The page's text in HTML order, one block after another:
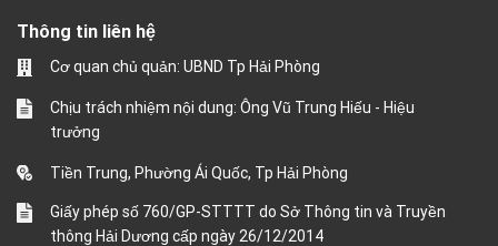
Thông tin liên hệ
Cơ quan chủ quản: UBND Tp Hải Phòng
Chịu trách nhiệm nội dung: Ông Vũ Trung Hiếu - Hiệu
trưởng
Tiền Trung, Phường Ái Quốc, Tp Hải Phòng
Giấy phép số 760/GP-STTTT do Sở Thông tin và Truyền
thông Hải Dương cấp ngày 26/12/2014